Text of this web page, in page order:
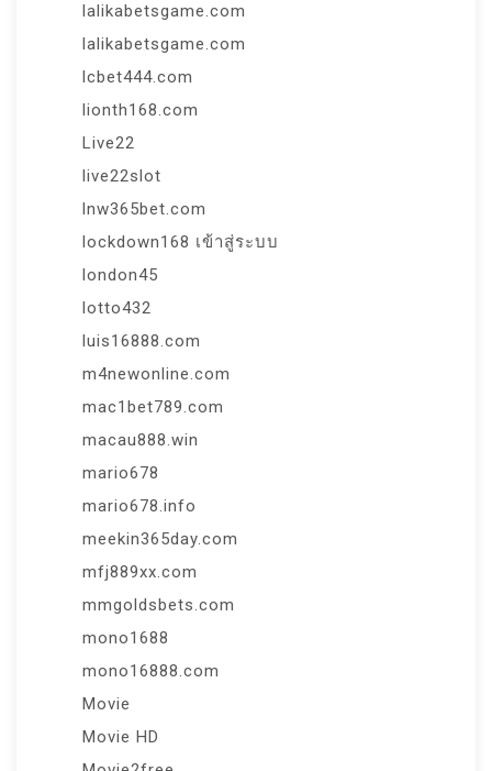
lalikabetsgame.com
lalikabetsgame.com
lcbet444.com
lionth168.com
Live22
live22slot
lnw365bet.com
lockdown168 เข้าสู่ระบบ
london45
lotto432
luis16888.com
m4newonline.com
mac1bet789.com
macau888.win
mario678
mario678.info
meekin365day.com
mfj889xx.com
mmgoldsbets.com
mono1688
mono16888.com
Movie
Movie HD